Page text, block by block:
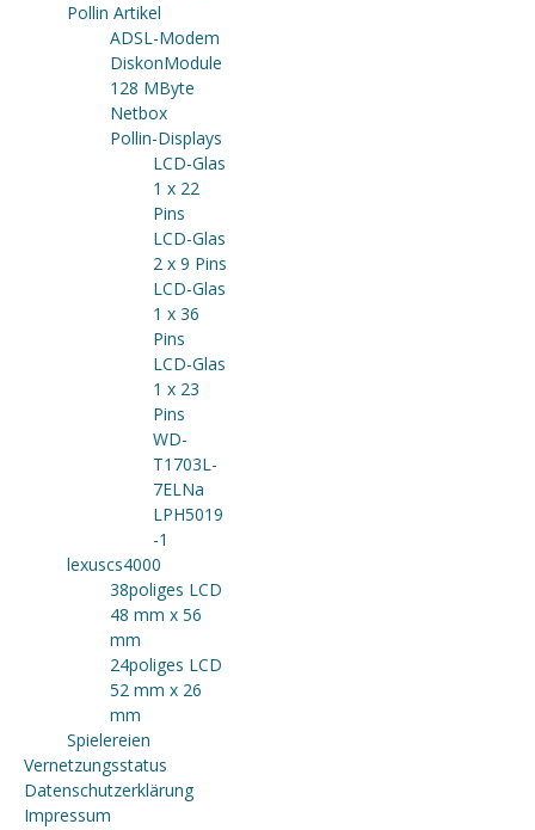
Pollin Artikel
ADSL-Modem
DiskonModule
128 MByte
Netbox
Pollin-Displays
LCD-Glas
1 x 22
Pins
LCD-Glas
2 x 9 Pins
LCD-Glas
1 x 36
Pins
LCD-Glas
1 x 23
Pins
WD-
T1703L-
7ELNa
LPH5019
-1
lexuscs4000
38poliges LCD
48 mm x 56
mm
24poliges LCD
52 mm x 26
mm
Spielereien
Vernetzungsstatus
Datenschutzerklärung
Impressum